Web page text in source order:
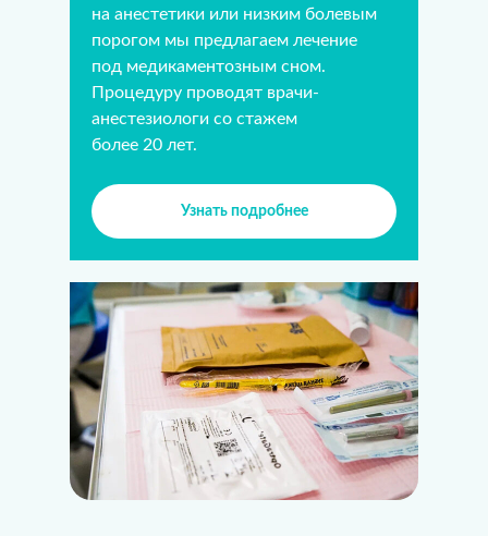
на анестетики или низким болевым
порогом мы предлагаем лечение
под медикаментозным сном.
Процедуру проводят врачи-
анестезиологи со стажем
более 20 лет.
Узнать подробнее